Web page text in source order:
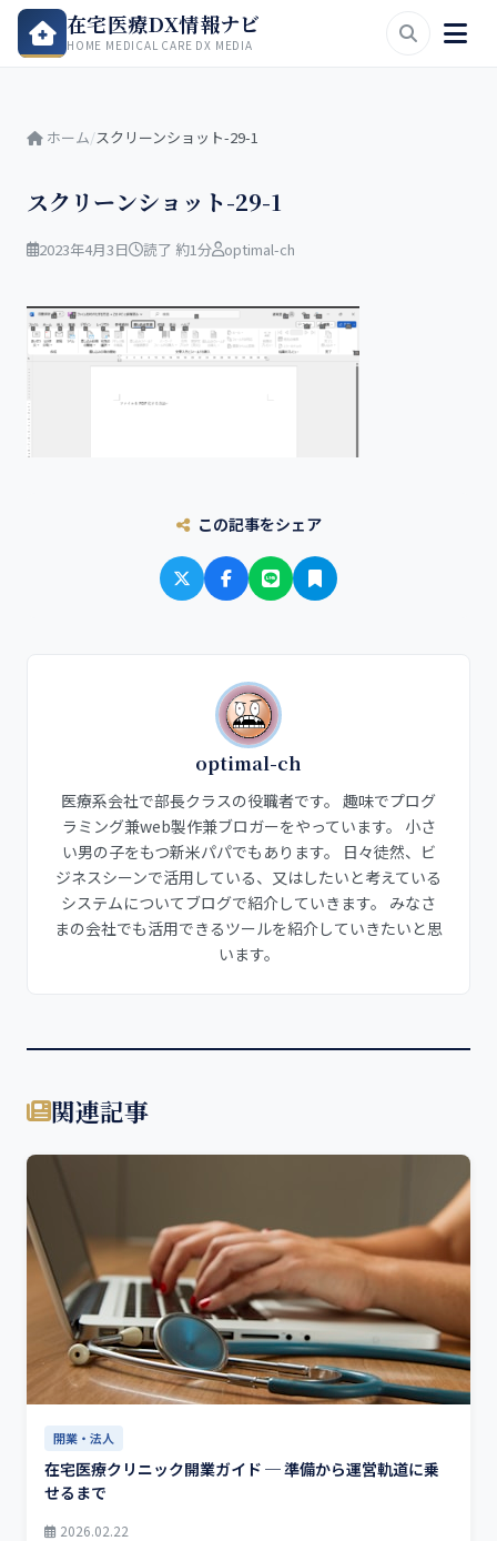
在宅医療DX情報ナビ
HOME MEDICAL CARE DX MEDIA
ホーム/スクリーンショット-29-1
スクリーンショット-29-1
2023年4月3日 読了 約1分 optimal-ch
この記事をシェア
optimal-ch
医療系会社で部長クラスの役職者です。 趣味でプログ
ラミング兼web製作兼ブロガーをやっています。 小さ
い男の子をもつ新米パパでもあります。 日々徒然、ビ
ジネスシーンで活用している、又はしたいと考えている
システムについてブログで紹介していきます。 みなさ
まの会社でも活用できるツールを紹介していきたいと思
います。
関連記事
開業・法人
在宅医療クリニック開業ガイド ─ 準備から運営軌道に乗
せるまで
2026.02.22